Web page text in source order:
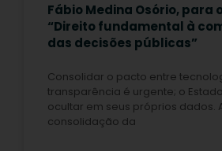
Fábio Medina Osório, para
“Direito fundamental à
das decisões públicas”
Consolidar o pacto entre
transparência é urgente; o
ocultar em seus próprios dados.
consolidação da